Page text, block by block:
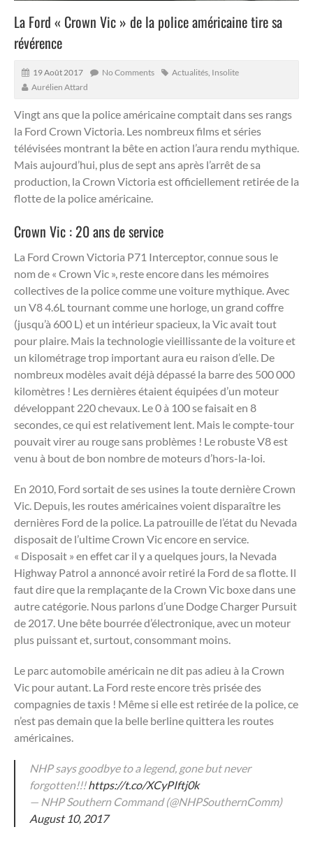
La Ford « Crown Vic » de la police américaine tire sa
révérence
19 Août 2017 No Comments Actualités Insolite
Aurélien Attard
Vingt ans que la police américaine comptait dans ses rangs
la Ford Crown Victoria. Les nombreux films et séries
télévisées montrant la bête en action l’aura rendu mythique.
Mais aujourd’hui, plus de sept ans après l’arrêt de sa
production, la Crown Victoria est officiellement retirée de la
flotte de la police américaine.
Crown Vic : 20 ans de service
La Ford Crown Victoria P71 Interceptor, connue sous le
nom de « Crown Vic », reste encore dans les mémoires
collectives de la police comme une voiture mythique. Avec
un V8 4.6L tournant comme une horloge, un grand coffre
(jusqu’à 600 L) et un intérieur spacieux, la Vic avait tout
pour plaire. Mais la technologie vieillissante de la voiture et
un kilométrage trop important aura eu raison d’elle. De
nombreux modèles avait déjà dépassé la barre des 500 000
kilomètres ! Les dernières étaient équipées d’un moteur
développant 220 chevaux. Le 0 à 100 se faisait en 8
secondes, ce qui est relativement lent. Mais le compte-tour
pouvait virer au rouge sans problèmes ! Le robuste V8 est
venu à bout de bon nombre de moteurs d’hors-la-loi.
En 2010, Ford sortait de ses usines la toute dernière Crown
Vic. Depuis, les routes américaines voient disparaître les
dernières Ford de la police. La patrouille de l’état du Nevada
disposait de l’ultime Crown Vic encore en service.
« Disposait » en effet car il y a quelques jours, la Nevada
Highway Patrol a annoncé avoir retiré la Ford de sa flotte. Il
faut dire que la remplaçante de la Crown Vic boxe dans une
autre catégorie. Nous parlons d’une Dodge Charger Pursuit
de 2017. Une bête bourrée d’électronique, avec un moteur
plus puissant et, surtout, consommant moins.
Le parc automobile américain ne dit pas adieu à la Crown
Vic pour autant. La Ford reste encore très prisée des
compagnies de taxis ! Même si elle est retirée de la police, ce
n’est pas demain que la belle berline quittera les routes
américaines.
NHP says goodbye to a legend, gone but never
forgotten!!!https://t.co/XCyPIftj0k
— NHP Southern Command (@NHPSouthernComm)
August 10, 2017